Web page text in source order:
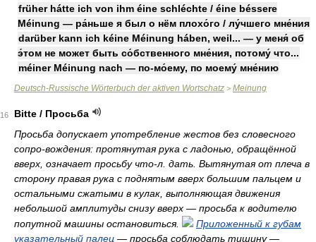
früher hátte ich von ihm éine schléchte / éine béssere
Méinung — ра́ньше я был о нём плохо́го / лу́чшего мне́ния
darüber kann ich kéine Méinung háben, weil... — у меня́ об
э́том не может быть со́бственного мне́ния, потому́ что...
méiner Méinung nach — по-мо́ему, по моему́ мне́нию
Deutsch-Russische Wörterbuch der aktiven Wortschatz > Meinung
16
Bitte / Просьба
Просьба допускает употребление жестов без словесного
сопро-вождения: протянутая рука с ладонью, обращённой
вверх, означает просьбу что-л. дать. Вытянутая от плеча в
сторону правая рука с поднятым вверх большим пальцем и
остальными сжатыми в кулак, выполняющая движения
небольшой амплитуды снизу вверх — просьба к водителю
попутной машины остановиться.
Приложенный к губам
указательный палец — просьба соблюдать тишину —